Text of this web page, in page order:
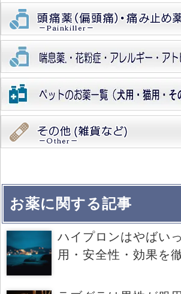
お薬に関する記事
ハイプロンはやばい
用・安全性・効果を